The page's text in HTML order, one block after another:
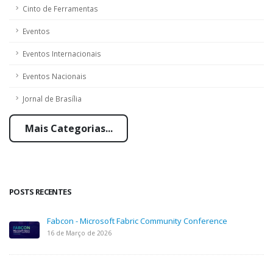
Cinto de Ferramentas
Eventos
Eventos Internacionais
Eventos Nacionais
Jornal de Brasília
Mais Categorias...
POSTS RECENTES
Fabcon - Microsoft Fabric Community Conference
16 de Março de 2026